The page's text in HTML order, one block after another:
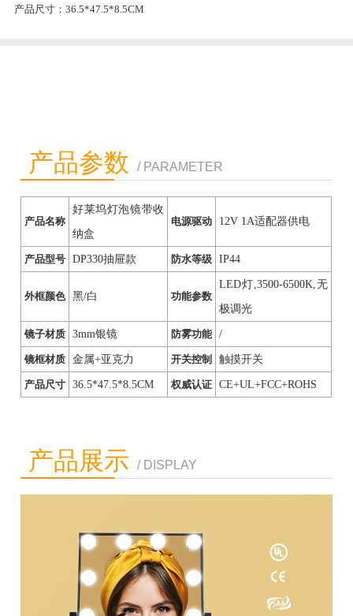
产品尺寸：36.5*47.5*8.5CM
产品参数 / PARAMETER
产品名称
好莱坞灯泡镜带收
纳盒
电源驱动 12V 1A适配器供电
产品型号 DP330抽屉款 防水等级 IP44
外框颜色 黑/白 功能参数
LED灯,3500-6500K,无
极调光
镜子材质 3mm银镜 防雾功能 /
镜框材质 金属+亚克力 开关控制 触摸开关
产品尺寸 36.5*47.5*8.5CM 权威认证 CE+UL+FCC+ROHS
产品展示 / DISPLAY